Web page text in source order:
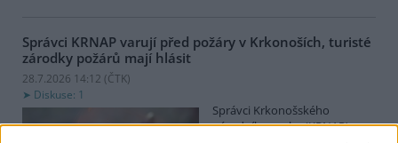
Správci KRNAP varují před požáry v Krkonoších, turisté
zárodky požárů mají hlásit
28.7.2026 14:12 (ČTK)
Diskuse: 1
Správci Krkonošského
národního parku (KRNAP)